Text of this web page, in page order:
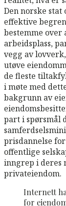
Den norske stat
effektive
bestemme over
arbeidsplass,
vegg av
utøve
de fleste
i møte med
bakgrunn av
part i spørsmål
prisdannelse
offentlige
inngrep i deres
privateiendom.
Internett
for